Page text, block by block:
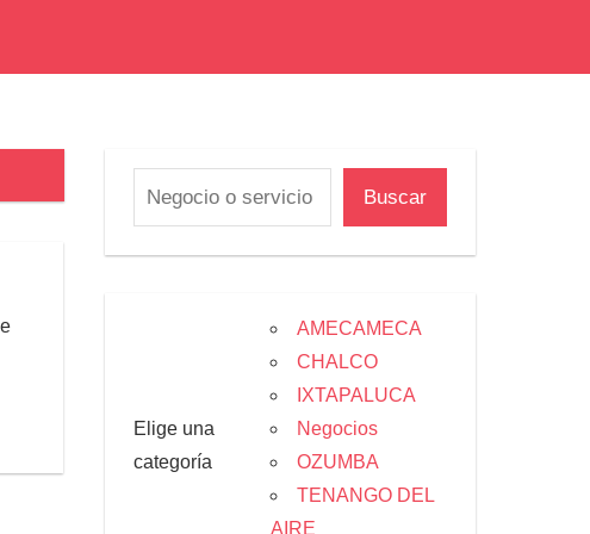
Buscar
Elige una
categoría
AMECAMECA
CHALCO
IXTAPALUCA
Negocios
OZUMBA
TENANGO DEL
AIRE